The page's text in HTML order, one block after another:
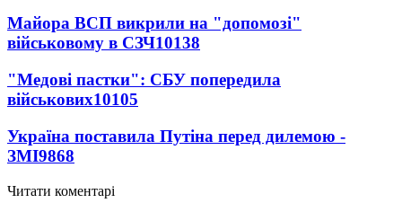
Майора ВСП викрили на "допомозі"
військовому в СЗЧ10138
"Медові пастки": СБУ попередила
військових10105
Україна поставила Путіна перед дилемою -
ЗМІ9868
Читати коментарі